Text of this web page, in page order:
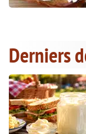
Derniers